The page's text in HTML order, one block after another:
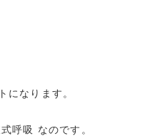
になります。
呼吸 なのです。